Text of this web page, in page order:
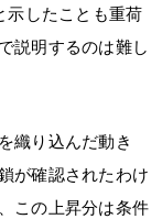
示したことも重荷
説明するのは難し
織り込んだ動き
が確認されたわけ
この上昇分は条件